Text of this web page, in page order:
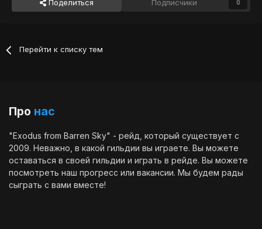
Поделиться Подписчики 0
Перейти к списку тем
Про нас
"Exodus from Barren Sky" - рейд, который существует с
2009. Неважно, в какой гильдии вы играете. Вы можете
оставаться в своей гильдии и играть в рейде. Вы можете
посмотреть наш прогресс или вакансии. Мы будем рады
сыграть с вами вместе!